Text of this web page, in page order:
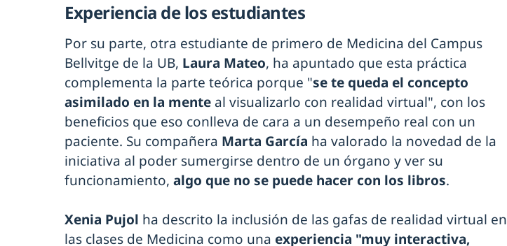
Experiencia de los estudiantes
Por su parte, otra estudiante de primero de Medicina del Campus
Bellvitge de la UB, Laura Mateo, ha apuntado que esta práctica
complementa la parte teórica porque "se te queda el concepto
asimilado en la mente al visualizarlo con realidad virtual", con los
beneficios que eso conlleva de cara a un desempeño real con un
paciente. Su compañera Marta García ha valorado la novedad de la
iniciativa al poder sumergirse dentro de un órgano y ver su
funcionamiento, algo que no se puede hacer con los libros.
Xenia Pujol ha descrito la inclusión de las gafas de realidad virtual en
las clases de Medicina como una experiencia "muy interactiva,